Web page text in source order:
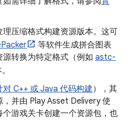
理压缩格式构建资源版本。这可
等软件生成拼合图表
转换为特定格式（例如 astc-
对 C++ 或 Java 代码构建），其
并由 Play Asset Delivery 使
个游戏关卡创建一个资源包，也